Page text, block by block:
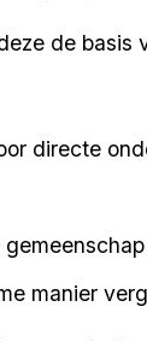
de
directe
manier